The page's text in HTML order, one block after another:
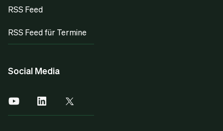
RSS Feed
RSS Feed für Termine
Social Media